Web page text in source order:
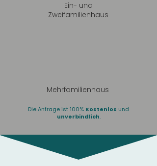
Ein- und
Zweifamilienhaus
Mehrfamilienhaus
Die Anfrage ist 100% Kostenlos und
unverbindlich.